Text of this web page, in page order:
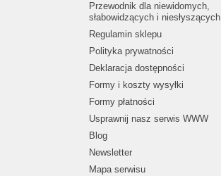
Przewodnik dla niewidomych,
słabowidzących i niesłyszących
Regulamin sklepu
Polityka prywatności
Deklaracja dostępności
Formy i koszty wysyłki
Formy płatności
Usprawnij nasz serwis WWW
Blog
Newsletter
Mapa serwisu